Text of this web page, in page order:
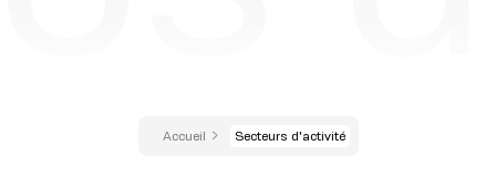
Accueil Secteurs d'activité